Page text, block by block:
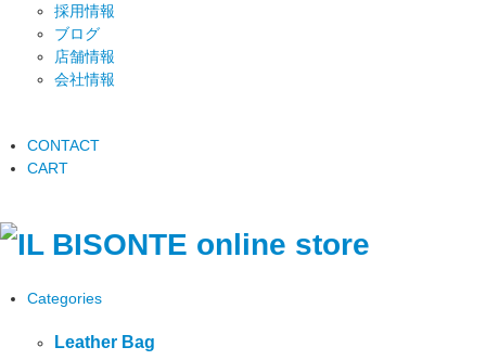
採用情報
ブログ
店舗情報
会社情報
CONTACT
CART
Categories
Leather Bag